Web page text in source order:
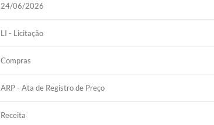
24/06/2026
LI - Licitação
Compras
ARP - Ata de Registro de Preço
Receita